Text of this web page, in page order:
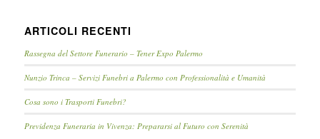
ARTICOLI RECENTI
Rassegna del Settore Funerario – Tener Expo Palermo
Nunzio Trinca – Servizi Funebri a Palermo con Professionalità e Umanità
Cosa sono i Trasporti Funebri?
Previdenza Funeraria in Vivenza: Prepararsi al Futuro con Serenità